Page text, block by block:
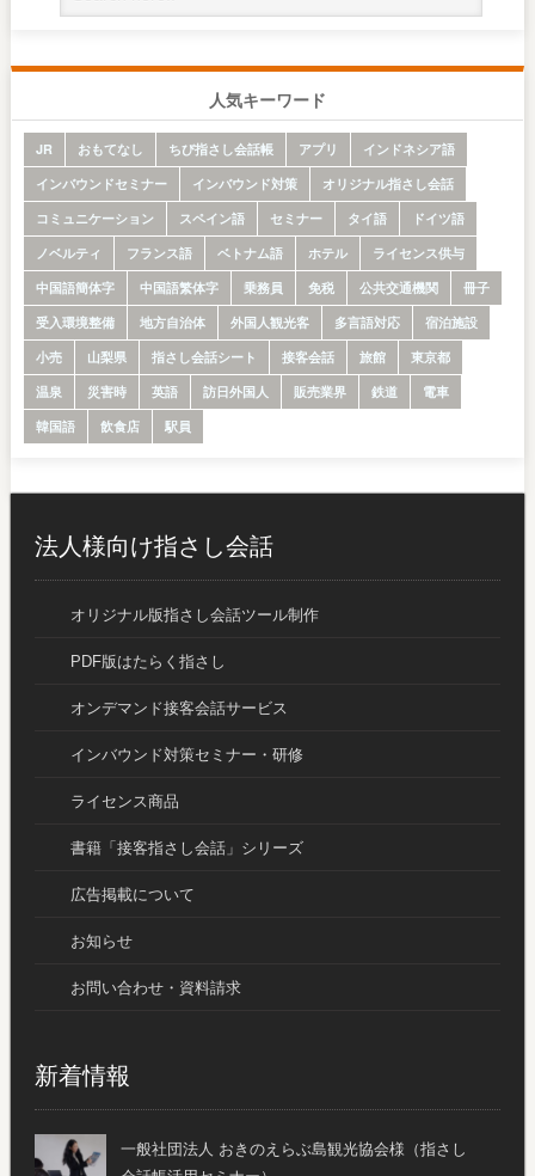
人気キーワード
JR おもてなし ちび指さし会話帳 アプリ
インドネシア語
インバウンドセミナー
インバウンド対策
オリジナル指さし会話
コミュニケーション
スペイン語 セミナー タイ語
ドイツ語
ノベルティ
フランス語 ベトナム語 ホテル
ライセンス供与
中国語簡体字
中国語繁体字 乗務員 免税 公共交通機関
冊子
受入環境整備
地方自治体 外国人観光客 多言語対応
宿泊施設
小売
山梨県 指さし会話シート 接客会話 旅館
東京都
温泉
災害時 英語 訪日外国人 販売業界 鉄道
電車
韓国語
飲食店 駅員
法人様向け指さし会話
オリジナル版指さし会話ツール制作
PDF版はたらく指さし
オンデマンド接客会話サービス
インバウンド対策セミナー・研修
ライセンス商品
書籍「接客指さし会話」シリーズ
広告掲載について
お知らせ
お問い合わせ・資料請求
新着情報
一般社団法人 おきのえらぶ島観光協会様（指さし